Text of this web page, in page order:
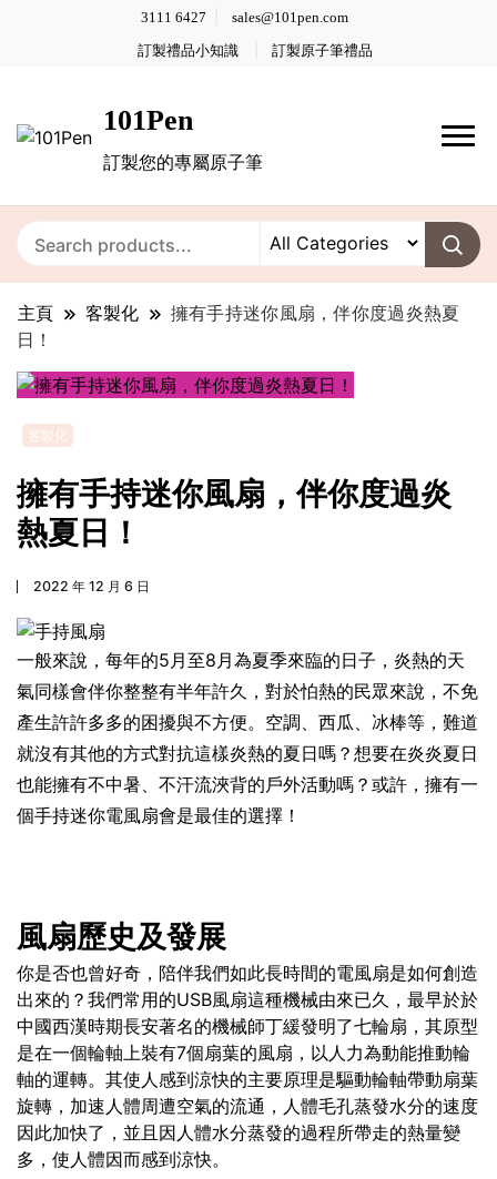
3111 6427 sales@101pen.com
訂製禮品小知識 訂製原子筆禮品
101Pen
訂製您的專屬原子筆
主頁 客製化
擁有手持迷你風扇，伴你度過炎熱夏
日！
客製化
擁有手持迷你風扇，伴你度過炎
熱夏日！
2022 年 12 月 6 日
一般來說，每年的5月至8月為夏季來臨的日子，炎熱的天
氣同樣會伴你整整有半年許久，對於怕熱的民眾來說，不免
產生許許多多的困擾與不方便。空調、西瓜、冰棒等，難道
就沒有其他的方式對抗這樣炎熱的夏日嗎？想要在炎炎夏日
也能擁有不中暑、不汗流浹背的戶外活動嗎？或許，擁有一
個手持迷你電風扇會是最佳的選擇！
風扇歷史及發展
你是否也曾好奇，陪伴我們如此長時間的電風扇是如何創造
出來的？我們常用的USB風扇這種機械由來已久，最早於於
中國西漢時期長安著名的機械師丁緩發明了七輪扇，其原型
是在一個輪軸上裝有7個扇葉的風扇，以人力為動能推動輪
軸的運轉。其使人感到涼快的主要原理是驅動輪軸帶動扇葉
旋轉，加速人體周遭空氣的流通，人體毛孔蒸發水分的速度
因此加快了，並且因人體水分蒸發的過程所帶走的熱量變
多，使人體因而感到涼快。